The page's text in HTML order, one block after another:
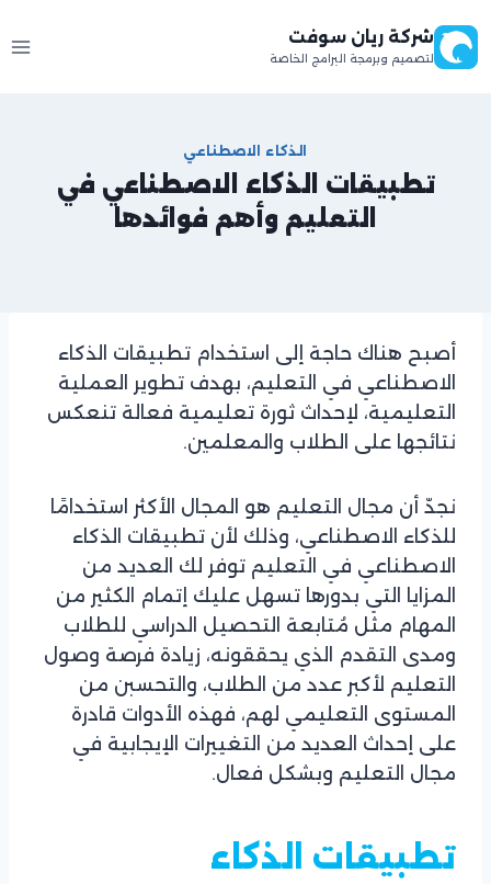
إلى
المحتوى
شركة ريان سوفت
لتصميم وبرمجة البرامج الخاصة
الذكاء الاصطناعي
تطبيقات الذكاء الاصطناعي في
التعليم وأهم فوائدها
أصبح هناك حاجة إلى استخدام تطبيقات الذكاء
الاصطناعي في التعليم، بهدف تطوير العملية
التعليمية، لإحداث ثورة تعليمية فعالة تنعكس
نتائجها على الطلاب والمعلمين.
نجدّ أن مجال التعليم هو المجال الأكثر استخدامًا
للذكاء الاصطناعي، وذلك لأن تطبيقات الذكاء
الاصطناعي في التعليم توفر لك العديد من
المزايا التي بدورها تسهل عليك إتمام الكثير من
المهام مثل مُتابعة التحصيل الدراسي للطلاب
ومدى التقدم الذي يحققونه، زيادة فرصة وصول
التعليم لأكبر عدد من الطلاب، والتحسبن من
المستوى التعليمي لهم، فهذه الأدوات قادرة
على إحداث العديد من التغييرات الإيجابية في
مجال التعليم وبشكل فعال.
تطبيقات الذكاء